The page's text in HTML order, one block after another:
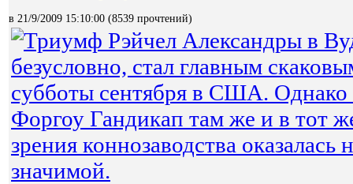
в 21/9/2009 15:10:00 (8539 прочтений)
Триумф Рэйчел Александры в
безусловно, стал главным
субботы сентября в США. Однако
Форгоу Гандикап там же и в тот
зрения коннозаводства оказалась
значимой.